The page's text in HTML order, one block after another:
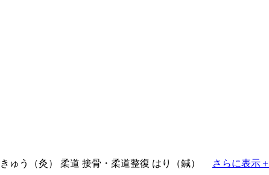
きゅう（灸） 柔道 接骨・柔道整復 はり（鍼） さらに表示＋